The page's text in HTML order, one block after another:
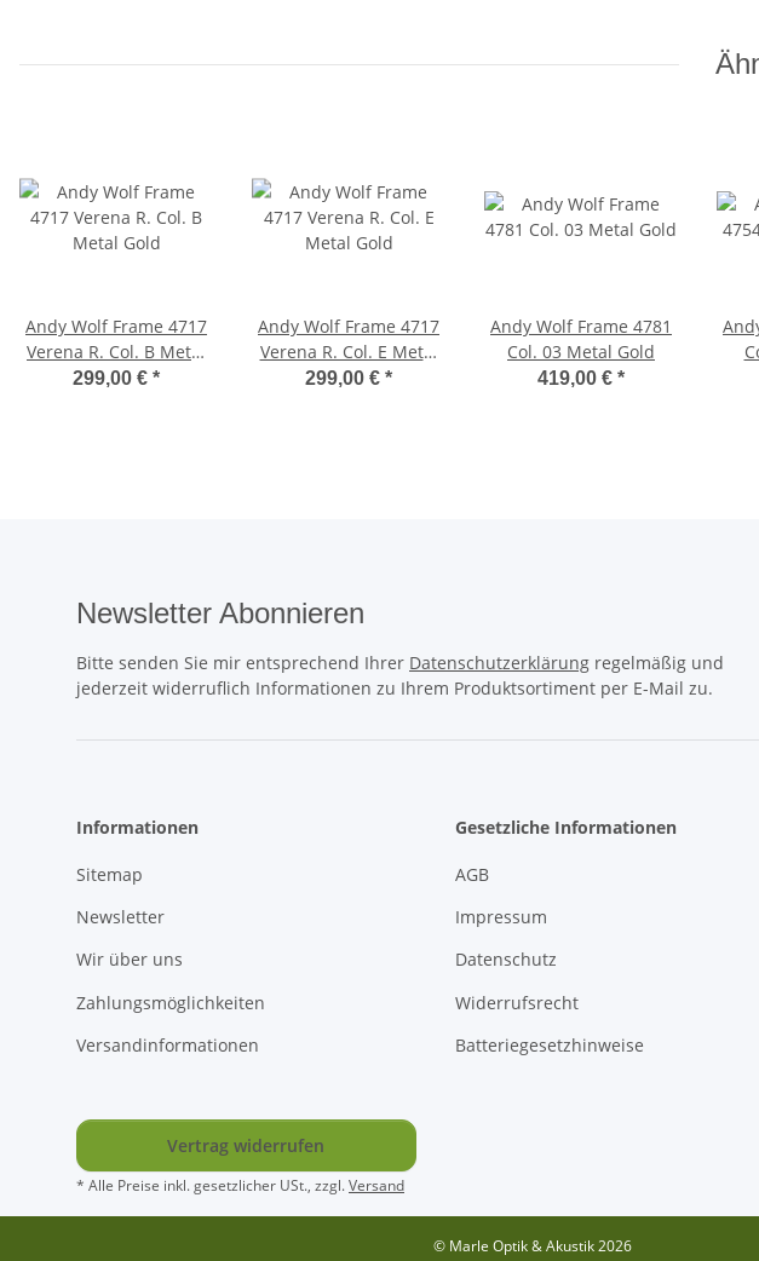
Andy Wolf Frame 4717
Verena R. Col. B Metal
Gold
299,00 € *
Andy Wolf Frame 4717
Verena R. Col. E Metal
Gold
299,00 € *
Andy Wolf Frame 4781
Col. 03 Metal Gold
419,00 € *
Newsletter Abonnieren
Bitte senden Sie mir entsprechend Ihrer Datenschutzerklärung regelmäßig und
jederzeit widerruflich Informationen zu Ihrem Produktsortiment per E-Mail zu.
Informationen
Sitemap
Newsletter
Wir über uns
Zahlungsmöglichkeiten
Versandinformationen
Gesetzliche Informationen
AGB
Impressum
Datenschutz
Widerrufsrecht
Batteriegesetzhinweise
Vertrag widerrufen
* Alle Preise inkl. gesetzlicher USt., zzgl.Versand
© Marle Optik & Akustik 2026